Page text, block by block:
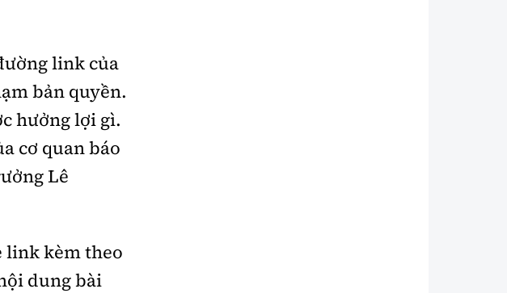
link của
bản quyền.
hưởng lợi gì.
cơ quan báo
Lê
link kèm theo
dung bài